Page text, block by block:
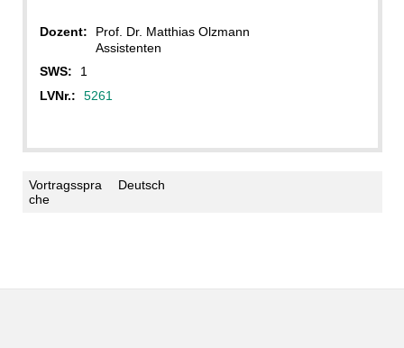
Dozent:
Prof. Dr. Matthias Olzmann
Assistenten
SWS:
1
LVNr.:
5261
Vortragsspra
che
Deutsch